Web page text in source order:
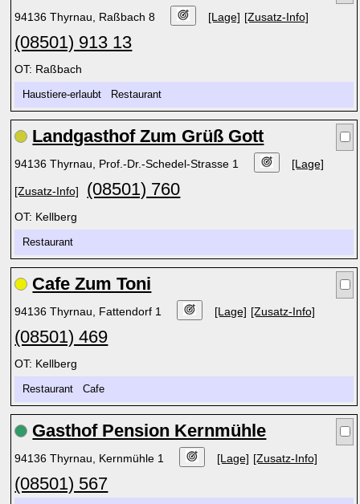
94136 Thyrnau, Raßbach 8 [Lage] [Zusatz-Info]
(08501) 913 13
OT: Raßbach
Haustiere-erlaubt Restaurant
Landgasthof Zum Grüß Gott
94136 Thyrnau, Prof.-Dr.-Schedel-Strasse 1 [Lage]
[Zusatz-Info] (08501) 760
OT: Kellberg
Restaurant
Cafe Zum Toni
94136 Thyrnau, Fattendorf 1 [Lage] [Zusatz-Info]
(08501) 469
OT: Kellberg
Restaurant Cafe
Gasthof Pension Kernmühle
94136 Thyrnau, Kernmühle 1 [Lage] [Zusatz-Info]
(08501) 567